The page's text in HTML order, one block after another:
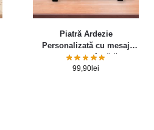
Piatră Ardezie
Personalizată cu mesaj
pentru doamna învățătoare
99,90 lei